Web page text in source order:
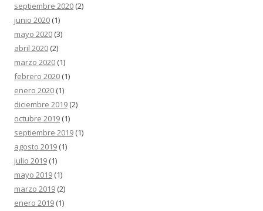
septiembre 2020 (2)
junio 2020 (1)
mayo 2020 (3)
abril 2020 (2)
marzo 2020 (1)
febrero 2020 (1)
enero 2020 (1)
diciembre 2019 (2)
octubre 2019 (1)
septiembre 2019 (1)
agosto 2019 (1)
julio 2019 (1)
mayo 2019 (1)
marzo 2019 (2)
enero 2019 (1)